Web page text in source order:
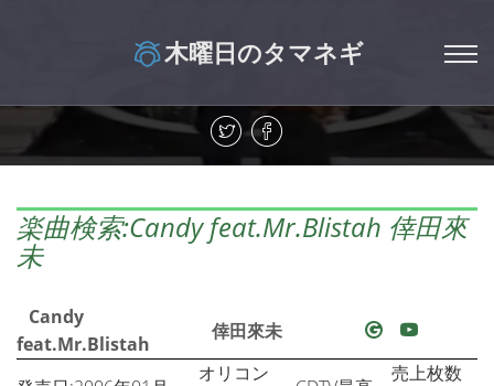
木曜日のタマネギ
楽曲検索:Candy feat.Mr.Blistah 倖田來
未
Candy
feat.Mr.Blistah
倖田來未
オリコン
売上枚数